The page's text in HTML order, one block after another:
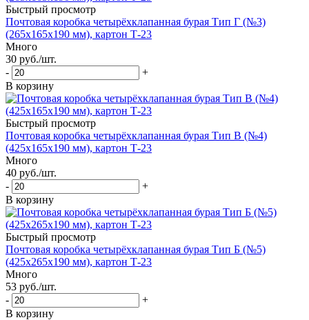
Быстрый просмотр
Почтовая коробка четырёхклапанная бурая Тип Г (№3)
(265x165x190 мм), картон Т-23
Много
30 руб./шт.
-
+
В корзину
Быстрый просмотр
Почтовая коробка четырёхклапанная бурая Тип В (№4)
(425x165x190 мм), картон Т-23
Много
40 руб./шт.
-
+
В корзину
Быстрый просмотр
Почтовая коробка четырёхклапанная бурая Тип Б (№5)
(425x265x190 мм), картон Т-23
Много
53 руб./шт.
-
+
В корзину